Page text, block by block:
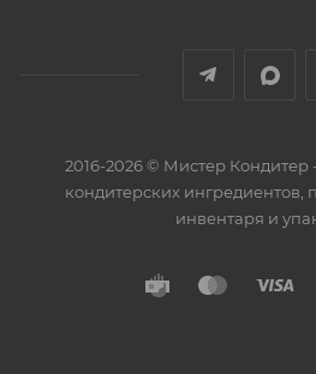
2016-2026 © Мистер Кондитер
кондитерских ингредиентов,
инвентаря и